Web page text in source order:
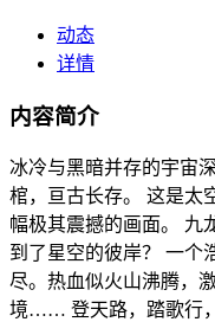
动态
详情
内容简介
冰冷与黑暗并存的宇宙
棺，亘古长存。 这是太
幅极其震撼的画面。 九
到了星空的彼岸？ 一个
尽。热血似火山沸腾，
境…… 登天路，踏歌行